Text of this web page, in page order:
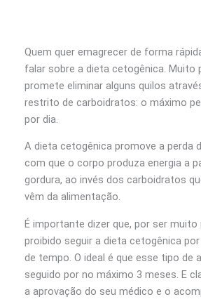
Quem quer emagrecer de forma
falar sobre a dieta cetogênica. Muito
promete eliminar alguns quilos
restrito de carboidratos: o máximo
por dia.
A dieta cetogênica promove a perda
com que o corpo produza energia a
gordura, ao invés dos carboidratos
vêm da alimentação.
É importante dizer que, por ser muito
proibido seguir a dieta cetogênica
de tempo. O ideal é que esse tipo de
seguido por no máximo 3 meses. E
a aprovação do seu médico e o